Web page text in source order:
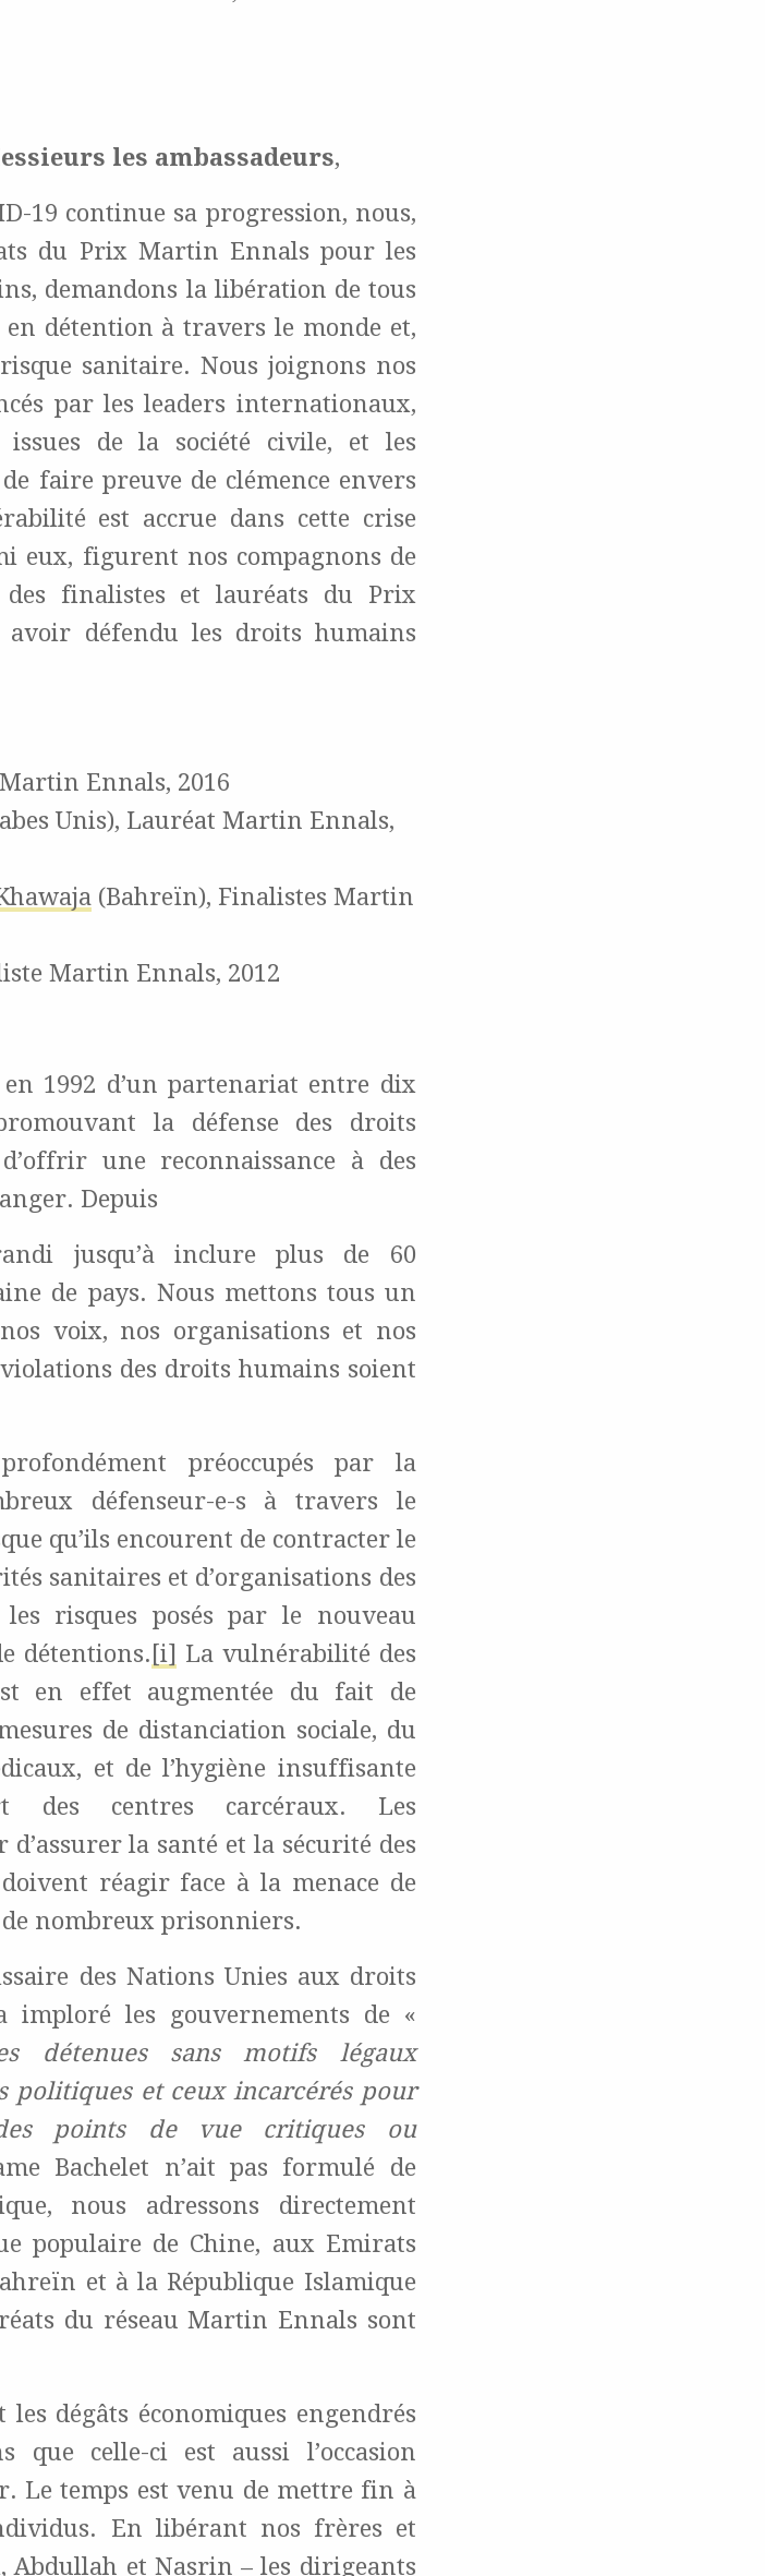
les ambassadeurs,
19 continue sa progression, nous,
du Prix Martin Ennals pour les
demandons la libération de tous
détention à travers le monde et,
sanitaire. Nous joignons nos
par les leaders internationaux,
issues de la société civile, et les
faire preuve de clémence envers
est accrue dans cette crise
eux, figurent nos compagnons de
finalistes et lauréats du Prix
défendu les droits humains
Ennals, 2016
Unis), Lauréat Martin Ennals,
(Bahreïn), Finalistes Martin
Martin Ennals, 2012
1992 d’un partenariat entre dix
la défense des droits
une reconnaissance à des
Depuis
jusqu’à inclure plus de 60
de pays. Nous mettons tous un
voix, nos organisations et nos
des droits humains soient
préoccupés par la
défenseur-e-s à travers le
qu’ils encourent de contracter le
sanitaires et d’organisations des
risques posés par le nouveau
détentions. [i] La vulnérabilité des
en effet augmentée du fait de
de distanciation sociale, du
et de l’hygiène insuffisante
des centres carcéraux. Les
la santé et la sécurité des
réagir face à la menace de
nombreux prisonniers.
des Nations Unies aux droits
imploré les gouvernements de «
détenues sans motifs légaux
politiques et ceux incarcérés pour
points de vue critiques ou
Bachelet n’ait pas formulé de
nous adressons directement
populaire de Chine, aux Emirats
et à la République Islamique
du réseau Martin Ennals sont
dégâts économiques engendrés
que celle-ci est aussi l’occasion
Le temps est venu de mettre fin à
En libérant nos frères et
Abdullah et Nasrin – les dirigeants